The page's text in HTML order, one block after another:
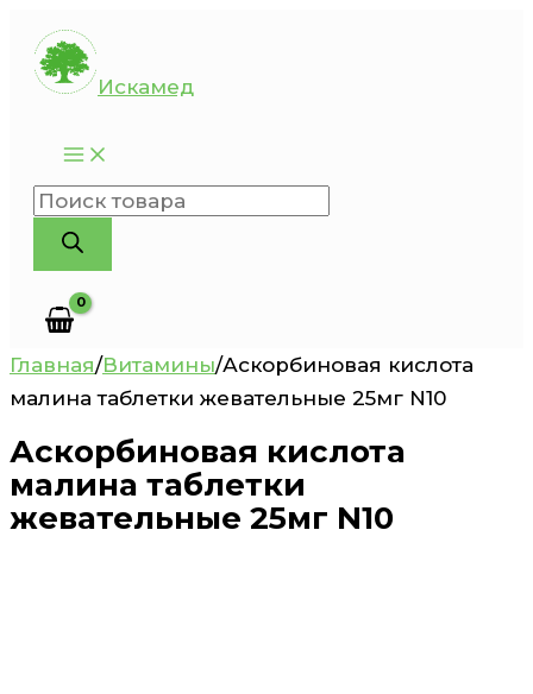
Перейти
содержимому
Искамед
Поиск
товаров
Главная/Витамины/Аскорбиновая кислота
малина таблетки жевательные 25мг N10
Аскорбиновая кислота
малина таблетки
жевательные 25мг N10